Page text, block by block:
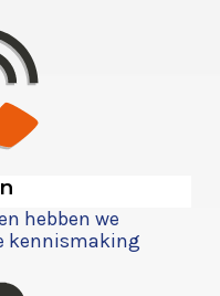
hebben we
kennismaking